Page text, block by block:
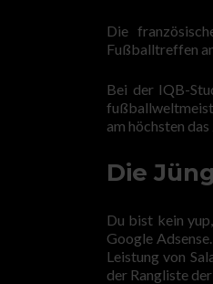
Die
Fußballtreffen
Bei der IQB-
am höchsten
Die
Du bist kein
Google
Leistung von
der Rangliste